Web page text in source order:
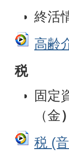
終活
高齢
税
固定
（金）
税 (